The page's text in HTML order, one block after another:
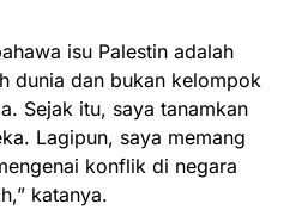
isu Palestin adalah
dunia dan bukan kelompok
Sejak itu, saya tanamkan
Lagipun, saya memang
konflik di negara
katanya.